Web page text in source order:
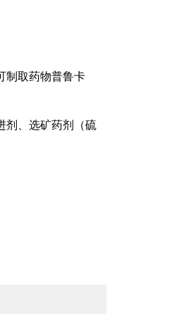
制取药物普鲁卡
剂、选矿药剂（硫